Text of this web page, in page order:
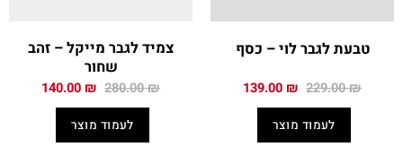
טבעת לגבר לוי – כסף
229.00₪ המחיר
229.00 ₪.
139.00₪ המחיר
לעמוד מוצר
צמיד לגבר מייקל – זהב
שחור
280.00₪ המחיר
280.00 ₪.
140.00₪ המחיר
לעמוד מוצר